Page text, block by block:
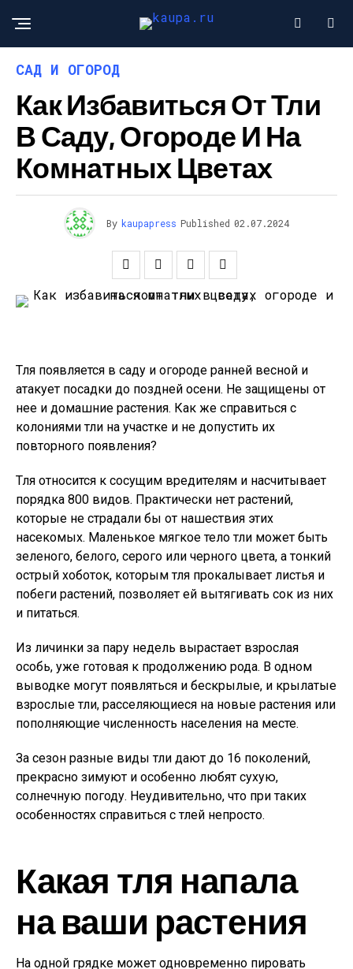
САД И ОГОРОД
Как Избавиться От Тли
В Саду, Огороде И На
Комнатных Цветах
By kaupapress Published 02.07.2024
Тля появляется в саду и огороде ранней весной и
атакует посадки до поздней осени. Не защищены от
нее и домашние растения. Как же справиться с
колониями тли на участке и не допустить их
повторного появления?
Тля относится к сосущим вредителям и насчитывает
порядка 800 видов. Практически нет растений,
которые не страдали бы от нашествия этих
насекомых. Маленькое мягкое тело тли может быть
зеленого, белого, серого или черного цвета, а тонкий
острый хоботок, которым тля прокалывает листья и
побеги растений, позволяет ей вытягивать сок из них
и питаться.
Из личинки за пару недель вырастает взрослая
особь, уже готовая к продолжению рода. В одном
выводке могут появляться и бескрылые, и крылатые
взрослые тли, расселяющиеся на новые растения или
пополняющие численность населения на месте.
За сезон разные виды тли дают до 16 поколений,
прекрасно зимуют и особенно любят сухую,
солнечную погоду. Неудивительно, что при таких
особенностях справиться с тлей непросто.
Какая тля напала
на ваши растения
На одной грядке может одновременно пировать